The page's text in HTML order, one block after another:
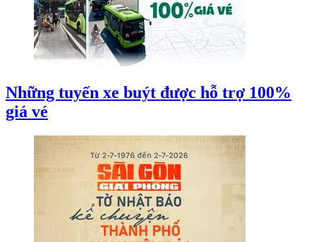
Những tuyến xe buýt được hỗ trợ 100%
giá vé